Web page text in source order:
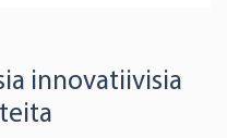
innovatiivisia